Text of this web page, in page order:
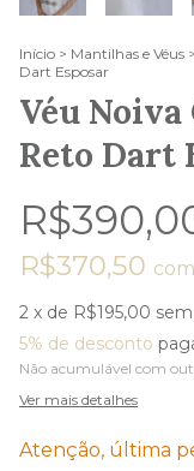
Início > Mantilhas e Véus >
Dart Esposar
Véu
Reto Dart
R$370,50 com
2 x de R$195,00
5% de desconto
Não acumulável com
Ver mais detalhes
Atenção, última